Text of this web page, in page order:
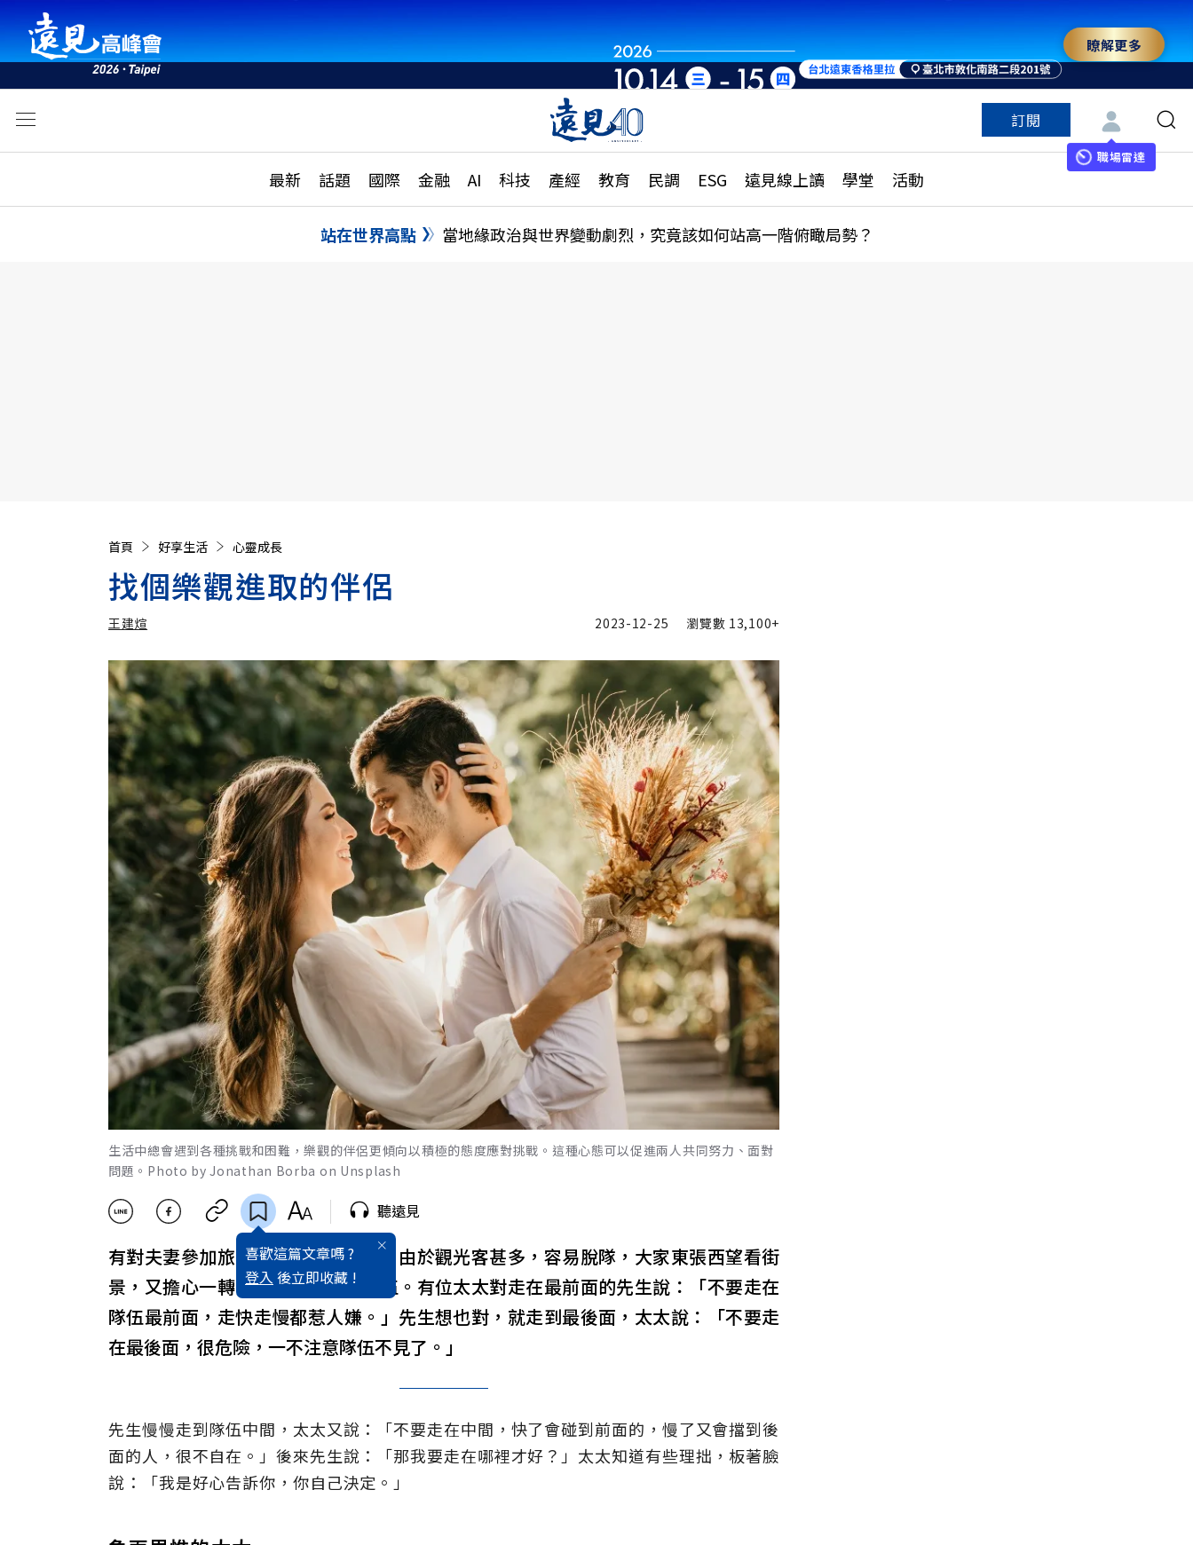
瞭解更多
訂閱
職場雷達
最新 話題 國際 金融 AI 科技 產經 教育 民調 ESG 遠見線上讀 學堂 活動
活動
話題
國際
特輯
大學升學、職涯攻略
縣市施政調查全解析
更多訂閱方案
特色頻道
站在世界高點 當地緣政治與世界變動劇烈，究竟該如何站高一階俯瞰局勢？
首頁 好享生活 心靈成長
找個樂觀進取的伴侶
王建煊
王建煊 加入追蹤
2023-12-25 瀏覽數 13,100+
生活中總會遇到各種挑戰和困難，樂觀的伴侶更傾向以積極的態度應對挑戰。這種心態可以促進兩人共同努力、面對
問題。Photo by Jonathan Borba on Unsplash
喜歡這篇文章嗎 ?
登入 後立即收藏 !
聽遠見
有對夫妻參加旅行團到義大利觀光，由於觀光客甚多，容易脫隊，大家東張西望看街
景，又擔心一轉彎找不到自己的隊伍。有位太太對走在最前面的先生說：「不要走在
隊伍最前面，走快走慢都惹人嫌。」先生想也對，就走到最後面，太太說：「不要走
在最後面，很危險，一不注意隊伍不見了。」
先生慢慢走到隊伍中間，太太又說：「不要走在中間，快了會碰到前面的，慢了又會擋到後
面的人，很不自在。」後來先生說：「那我要走在哪裡才好？」太太知道有些理拙，板著臉
說：「我是好心告訴你，你自己決定。」